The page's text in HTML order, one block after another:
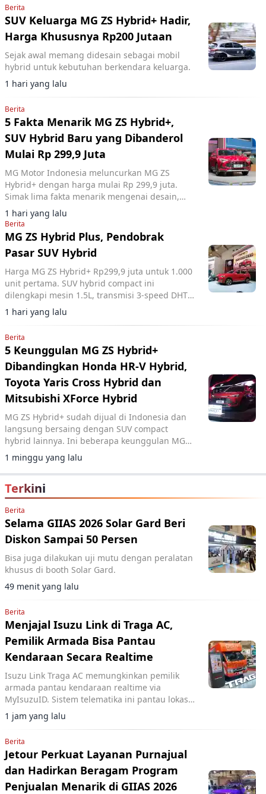
Berita
SUV Keluarga MG ZS Hybrid+ Hadir,
Harga Khususnya Rp200 Jutaan
Sejak awal memang didesain sebagai mobil
hybrid untuk kebutuhan berkendara keluarga.
1 hari yang lalu
Berita
5 Fakta Menarik MG ZS Hybrid+,
SUV Hybrid Baru yang Dibanderol
Mulai Rp 299,9 Juta
MG Motor Indonesia meluncurkan MG ZS
Hybrid+ dengan harga mulai Rp 299,9 juta.
Simak lima fakta menarik mengenai desain,
fitur, dan performa SUV hybrid tersebut.
1 hari yang lalu
Berita
MG ZS Hybrid Plus, Pendobrak
Pasar SUV Hybrid
Harga MG ZS Hybrid+ Rp299,9 juta untuk 1.000
unit pertama. SUV hybrid compact ini
dilengkapi mesin 1.5L, transmisi 3-speed DHT,
dan fitur ADAS lengkap.
1 hari yang lalu
Berita
5 Keunggulan MG ZS Hybrid+
Dibandingkan Honda HR-V Hybrid,
Toyota Yaris Cross Hybrid dan
Mitsubishi XForce Hybrid
MG ZS Hybrid+ sudah dijual di Indonesia dan
langsung bersaing dengan SUV compact
hybrid lainnya. Ini beberapa keunggulan MG
ZS.
1 minggu yang lalu
Terkini
Berita
Selama GIIAS 2026 Solar Gard Beri
Diskon Sampai 50 Persen
Bisa juga dilakukan uji mutu dengan peralatan
khusus di booth Solar Gard.
49 menit yang lalu
Berita
Menjajal Isuzu Link di Traga AC,
Pemilik Armada Bisa Pantau
Kendaraan Secara Realtime
Isuzu Link Traga AC memungkinkan pemilik
armada pantau kendaraan realtime via
MyIsuzuID. Sistem telematika ini pantau lokasi,
kecepatan, dan operasional kendaraan.
1 jam yang lalu
Berita
Jetour Perkuat Layanan Purnajual
dan Hadirkan Beragam Program
Penjualan Menarik di GIIAS 2026